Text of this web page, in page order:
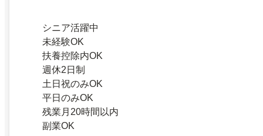
シニア活躍中
未経験OK
扶養控除内OK
週休2日制
土日祝のみOK
平日のみOK
残業月20時間以内
副業OK